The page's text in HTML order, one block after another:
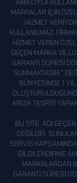
GÜNEYCE
GÜZELCE
HACIGIL
KARAÇAYIR
KARAKOYUNLU
KAŞ
KILIÇTA
KINALI
KIZILCA
KÖMÜR
AMACIYLA
MARKALAR IÇIN
HIZMET
KULLANILMAZ.
HIZMET VEREN
GEÇEN MARKA VE
GARANTI SÜRESI
SUNMAKTADIR."
BÜNYESINDE 1
ARIZA TESPITI
BU SITE, ADI
DEĞILDIR.
SERVIS
BILGILENDIRME
MARKALARDAN
GARANTI SÜRESI